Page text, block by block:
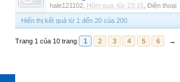
hale121102 Hôm qua, lúc 23:15 Điện thoại
Hiển thị kết quả từ 1 đến 20 của 200
Trang 1 của 10 trang 1 2 3 4 5 6 →